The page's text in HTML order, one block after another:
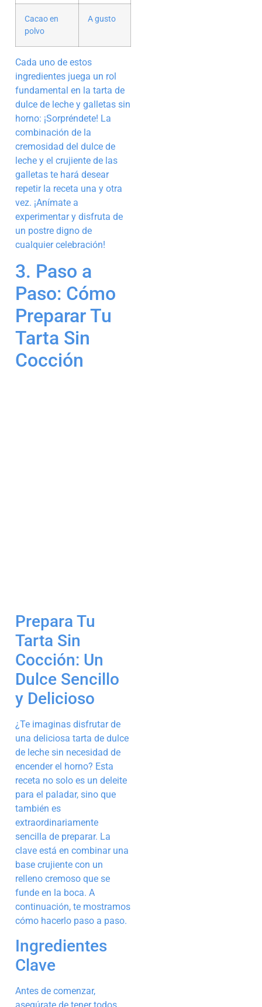
Cacao en
polvo
A gusto
Cada uno de estos
ingredientes juega un rol
fundamental en la tarta de
dulce de leche y galletas sin
horno: ¡Sorpréndete! La
combinación de la
cremosidad del dulce de
leche y el crujiente de las
galletas te hará desear
repetir la receta una y otra
vez. ¡Anímate a
experimentar y disfruta de
un postre digno de
cualquier celebración!
3. Paso a
Paso: Cómo
Preparar Tu
Tarta Sin
Cocción
Prepara Tu
Tarta Sin
Cocción: Un
Dulce Sencillo
y Delicioso
¿Te imaginas disfrutar de
una deliciosa tarta de dulce
de leche sin necesidad de
encender el horno? Esta
receta no solo es un deleite
para el paladar, sino que
también es
extraordinariamente
sencilla de preparar. La
clave está en combinar una
base crujiente con un
relleno cremoso que se
funde en la boca. A
continuación, te mostramos
cómo hacerlo paso a paso.
Ingredientes
Clave
Antes de comenzar,